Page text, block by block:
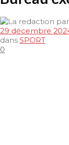
par
29 décembre
dans SPORT
0